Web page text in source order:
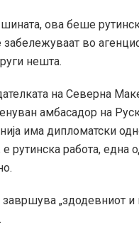
ова беше
забележуваат во
нешта.
на Северна
амбасадор на
има дипломатски
е рутинска работа,
завршува „здодевниот